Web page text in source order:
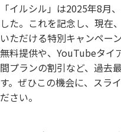
「イルシル」は2025年8月
した。これを記念し、現在
いただける特別キャンペー
無料提供や、YouTubeタイ
間プランの割引など、過去
す。ぜひこの機会に、スラ
ださい。